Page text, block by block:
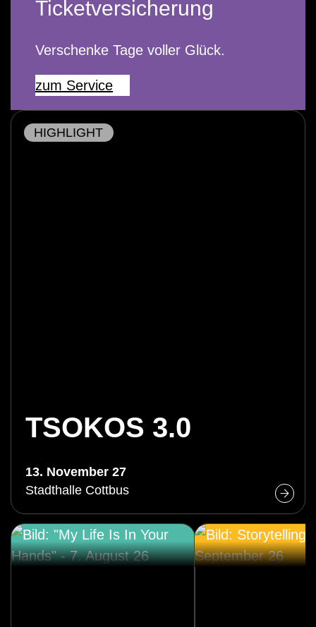
Ticketversicherung
Verschenke Tage voller Glück.
zum Service
HIGHLIGHT
TSOKOS 3.0
13. November 27
Stadthalle Cottbus